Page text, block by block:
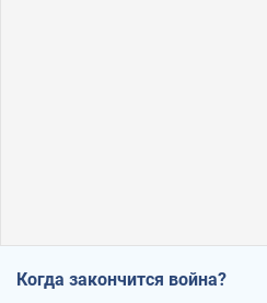
Когда закончится война?